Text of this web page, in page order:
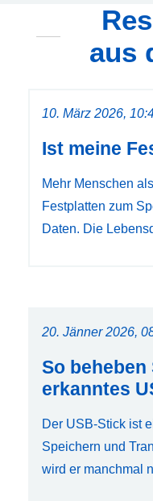
aus
10. März 2026,
Ist meine
Mehr Menschen
Festplatten zum
Daten. Die
20. Jänner 2026,
So
erkanntes
Der USB-Stick ist
Speichern und
wird er manchmal